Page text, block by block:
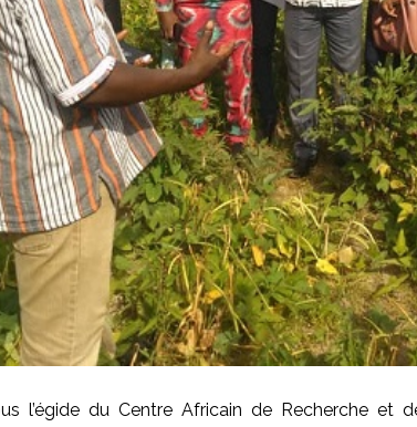
l’égide du Centre Africain de Recherche et